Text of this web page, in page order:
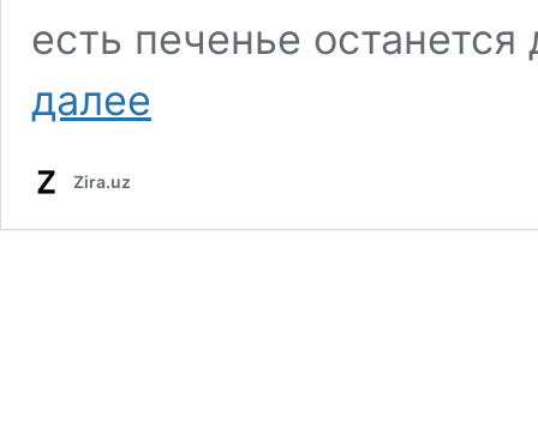
есть печенье
далее
Zira.uz